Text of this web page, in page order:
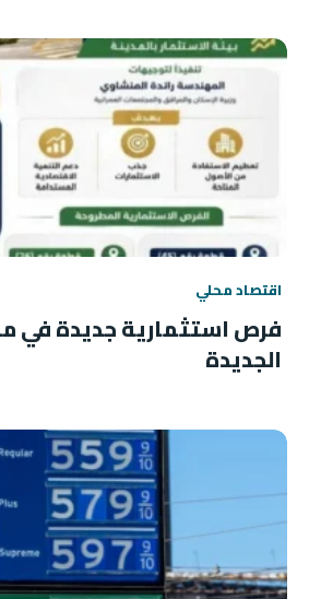
اقتصاد محلي
فرص استثمارية جديدة في
الجديدة